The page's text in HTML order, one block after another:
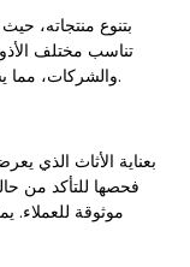
تناسب مختلف
والشركات، مما يساهم في ضمان وجود تخفيضات وعروض يومية.
فحصها للتأكد من
موثوقة للعملاء.